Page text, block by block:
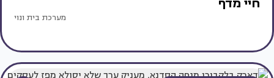
מערכת בית ונוי